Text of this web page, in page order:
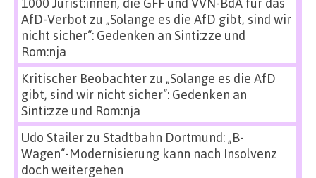
AfD-Verbot zu „Solange es die AfD gibt, sind wir
nicht sicher“: Gedenken an Sinti:zze und
Rom:nja
Kritischer Beobachterzu „Solange es die AfD
gibt, sind wir nicht sicher“: Gedenken an
Sinti:zze und Rom:nja
Udo Stailerzu Stadtbahn Dortmund: „B-
Wagen“-Modernisierung kann nach Insolvenz
doch weitergehen